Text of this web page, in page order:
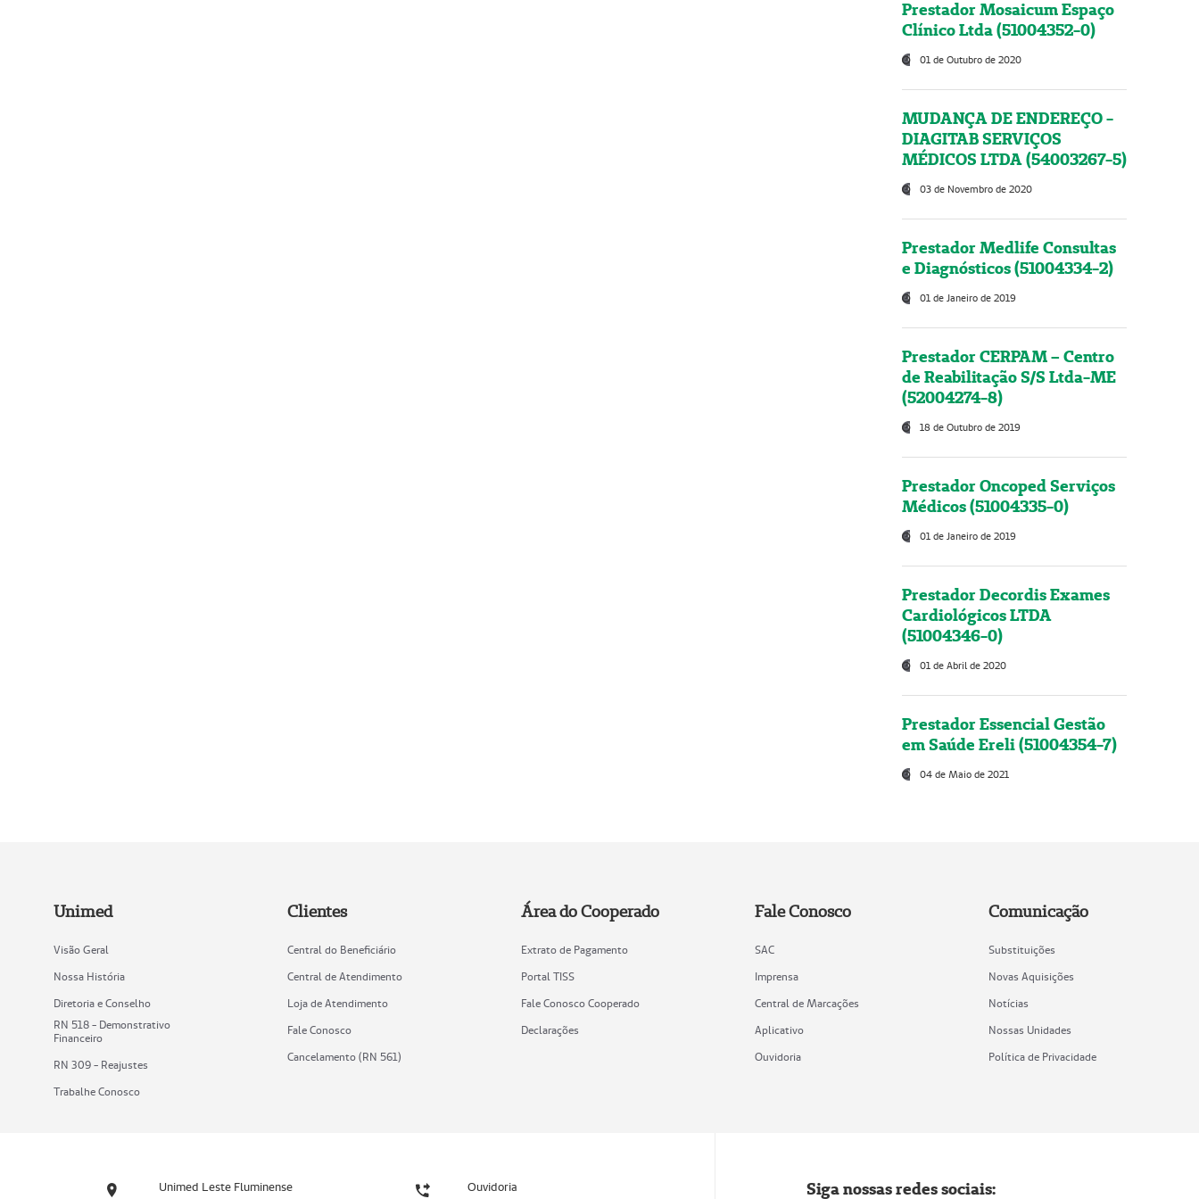
Prestador Mosaicum Espaço
Clínico Ltda (51004352-0)
01 de Outubro de 2020
MUDANÇA DE ENDEREÇO -
DIAGITAB SERVIÇOS
MÉDICOS LTDA (54003267-5)
03 de Novembro de 2020
Prestador Medlife Consultas
e Diagnósticos (51004334-2)
01 de Janeiro de 2019
Prestador CERPAM – Centro
de Reabilitação S/S Ltda-ME
(52004274-8)
18 de Outubro de 2019
Prestador Oncoped Serviços
Médicos (51004335-0)
01 de Janeiro de 2019
Prestador Decordis Exames
Cardiológicos LTDA
(51004346-0)
01 de Abril de 2020
Prestador Essencial Gestão
em Saúde Ereli (51004354-7)
04 de Maio de 2021
Unimed
Visão Geral
Nossa História
Diretoria e Conselho
RN 518 - Demonstrativo
Financeiro
RN 309 - Reajustes
Trabalhe Conosco
Clientes
Central do Beneficiário
Central de Atendimento
Loja de Atendimento
Fale Conosco
Cancelamento (RN 561)
Área do Cooperado
Extrato de Pagamento
Portal TISS
Fale Conosco Cooperado
Declarações
Fale Conosco
SAC
Imprensa
Central de Marcações
Aplicativo
Ouvidoria
Comunicação
Substituições
Novas Aquisições
Notícias
Nossas Unidades
Política de Privacidade
Unimed Leste Fluminense Ouvidoria Siga nossas redes sociais: